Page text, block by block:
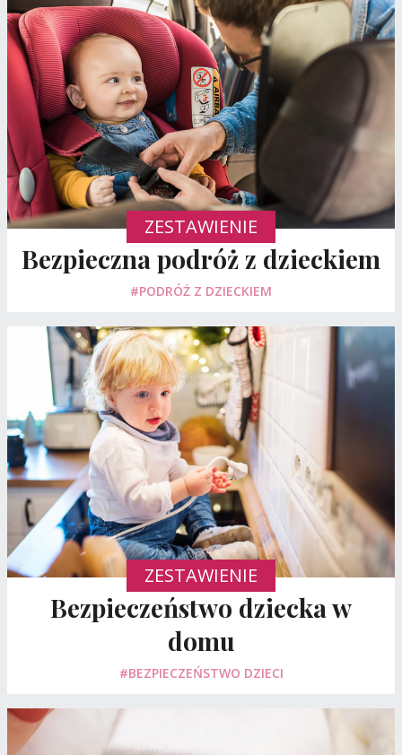
ZESTAWIENIE
Bezpieczna podróż z dzieckiem
#PODRÓŻ Z DZIECKIEM
ZESTAWIENIE
Bezpieczeństwo dziecka w
domu
#BEZPIECZEŃSTWO DZIECI